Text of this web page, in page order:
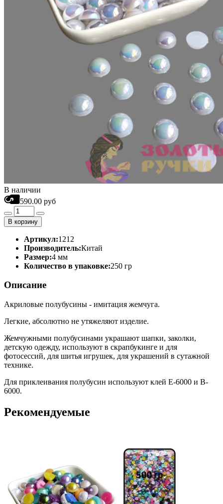
В наличии
590.00 руб
В корзину
Артикул:1212
Производитель:Китай
Размер:4 мм
Количество в упаковке:250 гр
Описание
Акриловые полубусины - имитация жемчуга.
Легкие, абсолютно не утяжеляют изделие.
Жемчужными полубусинами украшают шапки, заколки,
детскую одежду, используют в скрапбукинге и для
фотосессий, для шитья игрушек, для украшений в сутажной
технике.
Для приклеивания полубусин используют клей Е-6000 и B-
6000.
Рекомендуемые